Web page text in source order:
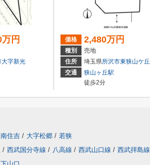
円
大字新光
価格 2,480万円
種別
売地
住所
埼玉県所沢市東狭山ケ丘
交通
狭山ヶ丘駅
徒歩2分
南住吉 / 大字松郷 / 若狭
/ 西武国分寺線 / 八高線 / 西武山口線 / 西武拝島線